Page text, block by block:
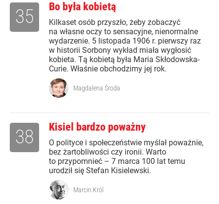
Bo była kobietą
Kilkaset osób przyszło, żeby zobaczyć
na własne oczy to sensacyjne, nienormalne
wydarzenie. 5 listopada 1906 r. pierwszy raz
w historii Sorbony wykład miała wygłosić
kobieta. Tą kobietą była Maria Skłodowska-
Curie. Właśnie obchodzimy jej rok.
35
Magdalena Środa
Kisiel bardzo poważny
O polityce i społeczeństwie myślał poważnie,
bez żartobliwości czy ironii. Warto
to przypomnieć – 7 marca 100 lat temu
urodził się Stefan Kisielewski.
38
Marcin Król